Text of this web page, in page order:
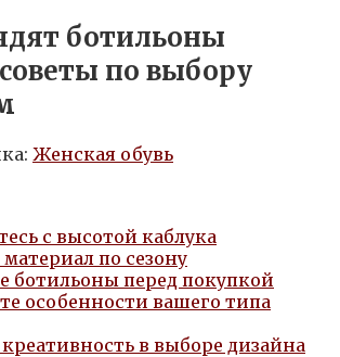
ботильоны
по выбору
Женская обувь
с высотой каблука
по сезону
ботильоны перед покупкой
особенности вашего типа
в выборе дизайна